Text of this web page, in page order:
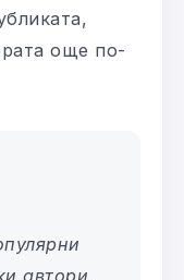
още по-
автори,